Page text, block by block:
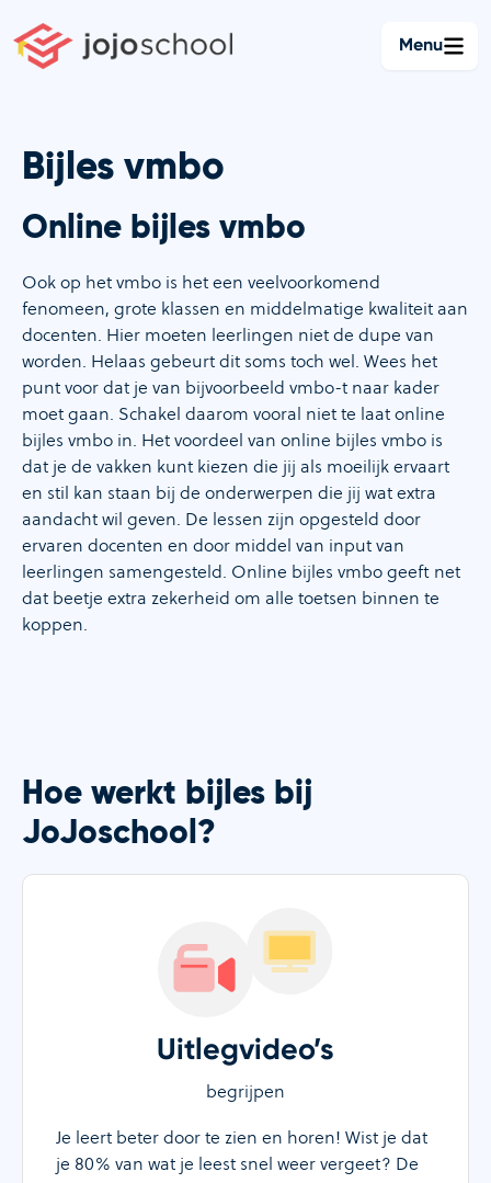
naar
Menu
Bijles vmbo
Online bijles vmbo
Ook op het vmbo is het een veelvoorkomend
fenomeen, grote klassen en middelmatige kwaliteit aan
docenten. Hier moeten leerlingen niet de dupe van
worden. Helaas gebeurt dit soms toch wel. Wees het
punt voor dat je van bijvoorbeeld vmbo-t naar kader
moet gaan. Schakel daarom vooral niet te laat online
bijles vmbo in. Het voordeel van online bijles vmbo is
dat je de vakken kunt kiezen die jij als moeilijk ervaart
en stil kan staan bij de onderwerpen die jij wat extra
aandacht wil geven. De lessen zijn opgesteld door
ervaren docenten en door middel van input van
leerlingen samengesteld. Online bijles vmbo geeft net
dat beetje extra zekerheid om alle toetsen binnen te
koppen.
Hoe werkt bijles bij
JoJoschool?
Uitlegvideo’s
begrijpen
Je leert beter door te zien en horen! Wist je dat
je 80% van wat je leest snel weer vergeet? De